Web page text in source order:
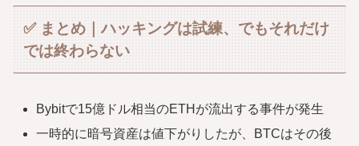
✅ まとめ｜ハッキングは試練、でもそれだけ
では終わらない
Bybitで15億ドル相当のETHが流出する事件が発生
一時的に暗号資産は値下がりしたが、BTCはその後